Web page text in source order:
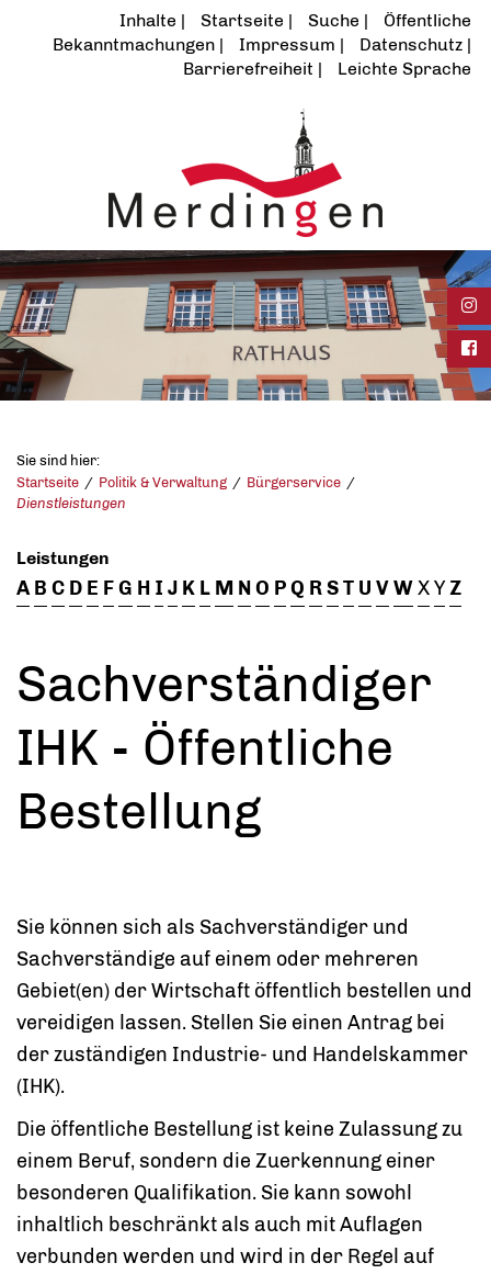
Inhalte Startseite Suche
Öffentliche
Bekanntmachungen
Impressum
Datenschutz
Barrierefreiheit
Leichte Sprache
Sie sind hier:
Startseite
Politik & Verwaltung
Bürgerservice
Dienstleistungen
Leistungen
A B C D E FG H I J K L M NO PQ RST U VWXYZ
Sachverständiger
IHK - Öffentliche
Bestellung
Sie können sich als Sachverständiger und
Sachverständige auf einem oder mehreren
Gebiet(en) der Wirtschaft öffentlich bestellen und
vereidigen lassen. Stellen Sie einen Antrag bei
der zuständigen Industrie- und Handelskammer
(IHK).
Die öffentliche Bestellung ist keine Zulassung zu
einem Beruf, sondern die Zuerkennung einer
besonderen Qualifikation. Sie kann sowohl
inhaltlich beschränkt als auch mit Auflagen
verbunden werden und wird in der Regel auf